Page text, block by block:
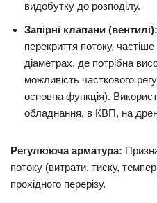
видобутку до розподілу.
Запірні клапани (вентилі):
перекриття потоку,
діаметрах, де потрібна
можливість часткового
основна функція).
обладнання, в КВП, на
Регулююча арматура:
потоку (витрати, тиску,
прохідного перерізу.